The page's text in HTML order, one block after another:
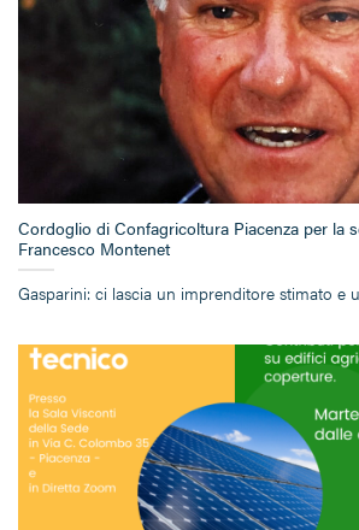
Cordoglio di Confagricoltura Piacenza per la
Francesco Montenet
Gasparini: ci lascia un imprenditore stimato e